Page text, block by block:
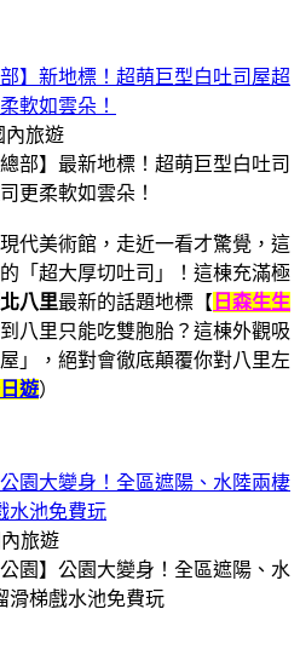
】新地標！超萌巨型白吐司屋超
軟如雲朵！
內旅遊
代美術館，走近一看才驚覺，這
「超大厚切吐司」！這棟充滿極
八里最新的話題地標【 日森生生
八里只能吃雙胞胎？這棟外觀吸
」，絕對會徹底顛覆你對八里左
遊）
園大變身！全區遮陽、水陸兩棲
水池免費玩
內旅遊